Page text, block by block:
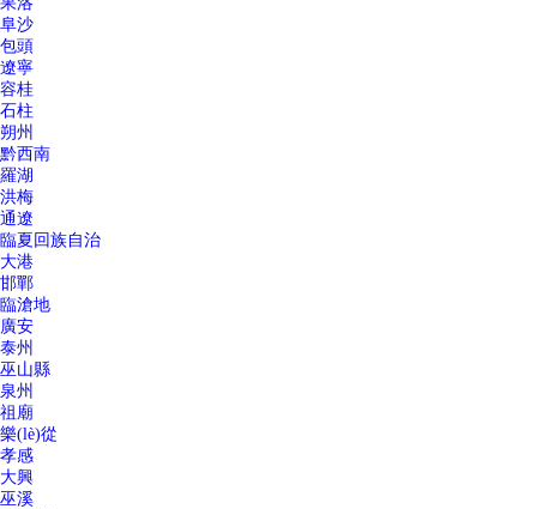
阜沙
包頭
遼寧
容桂
石柱
朔州
黔西南
羅湖
洪梅
通遼
臨夏回族自治
大港
邯鄲
臨滄地
廣安
泰州
巫山縣
泉州
祖廟
樂(lè)從
孝感
大興
巫溪